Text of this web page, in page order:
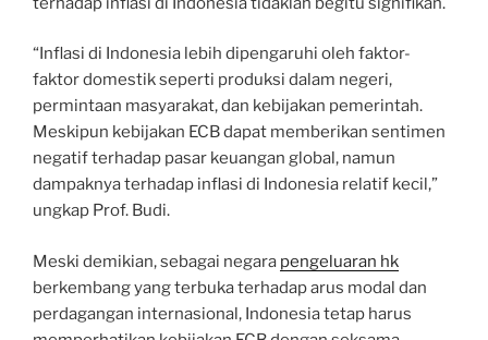
“Inflasi di Indonesia lebih dipengaruhi oleh faktor-
faktor domestik seperti produksi dalam negeri,
permintaan masyarakat, dan kebijakan pemerintah.
Meskipun kebijakan ECB dapat memberikan sentimen
negatif terhadap pasar keuangan global, namun
dampaknya terhadap inflasi di Indonesia relatif kecil,”
ungkap Prof. Budi.
Meski demikian, sebagai negara pengeluaran hk
berkembang yang terbuka terhadap arus modal dan
perdagangan internasional, Indonesia tetap harus